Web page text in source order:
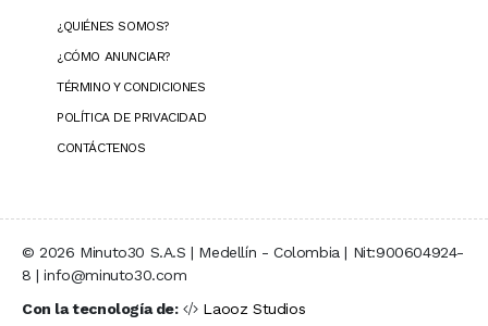
¿QUIÉNES SOMOS?
¿CÓMO ANUNCIAR?
TÉRMINO Y CONDICIONES
POLÍTICA DE PRIVACIDAD
CONTÁCTENOS
© 2026 Minuto30 S.A.S | Medellín - Colombia | Nit:900604924-
8 | info@minuto30.com
Con la tecnología de:
Laooz Studios